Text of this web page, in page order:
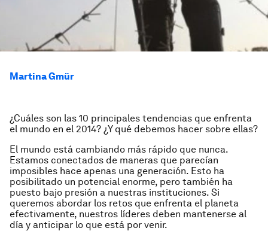
Martina Gmür
¿Cuáles son las 10 principales tendencias que enfrenta
el mundo en el 2014? ¿Y qué debemos hacer sobre ellas?
El mundo está cambiando más rápido que nunca.
Estamos conectados de maneras que parecían
imposibles hace apenas una generación. Esto ha
posibilitado un potencial enorme, pero también ha
puesto bajo presión a nuestras instituciones. Si
queremos abordar los retos que enfrenta el planeta
efectivamente, nuestros líderes deben mantenerse al
día y anticipar lo que está por venir.